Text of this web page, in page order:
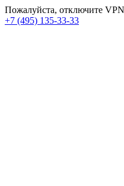
Пожалуйста, отключите
+7 (495) 135-33-33